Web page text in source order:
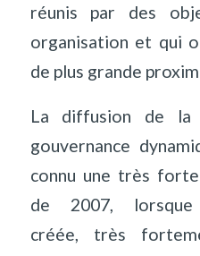
réunis par des
organisation et qui
de plus grande
La diffusion de
gouvernance
connu une très
de 2007,
créée, très